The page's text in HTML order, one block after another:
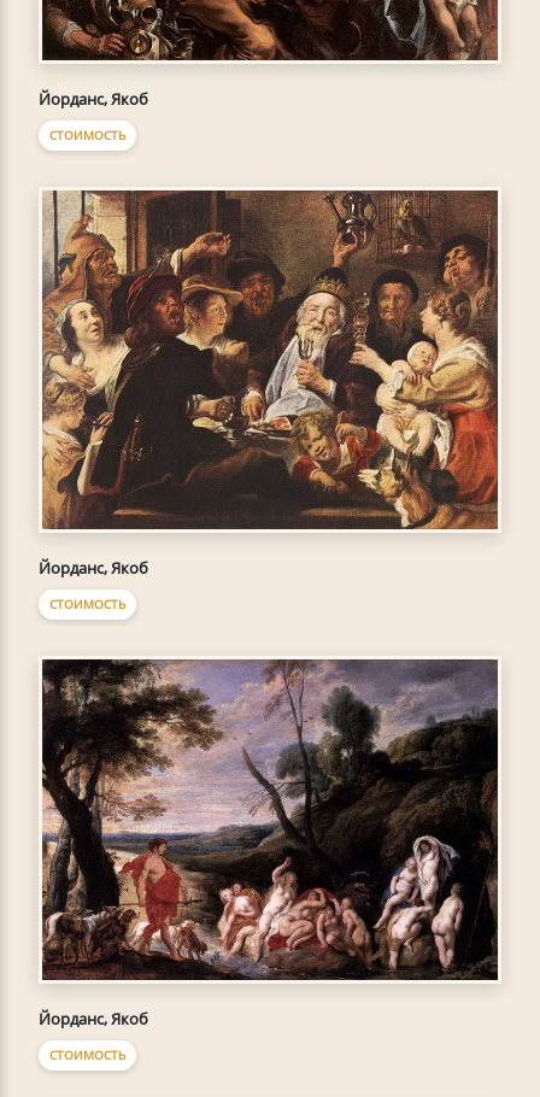
Йорданс, Якоб
СТОИМОСТЬ
Йорданс, Якоб
СТОИМОСТЬ
Йорданс, Якоб
СТОИМОСТЬ